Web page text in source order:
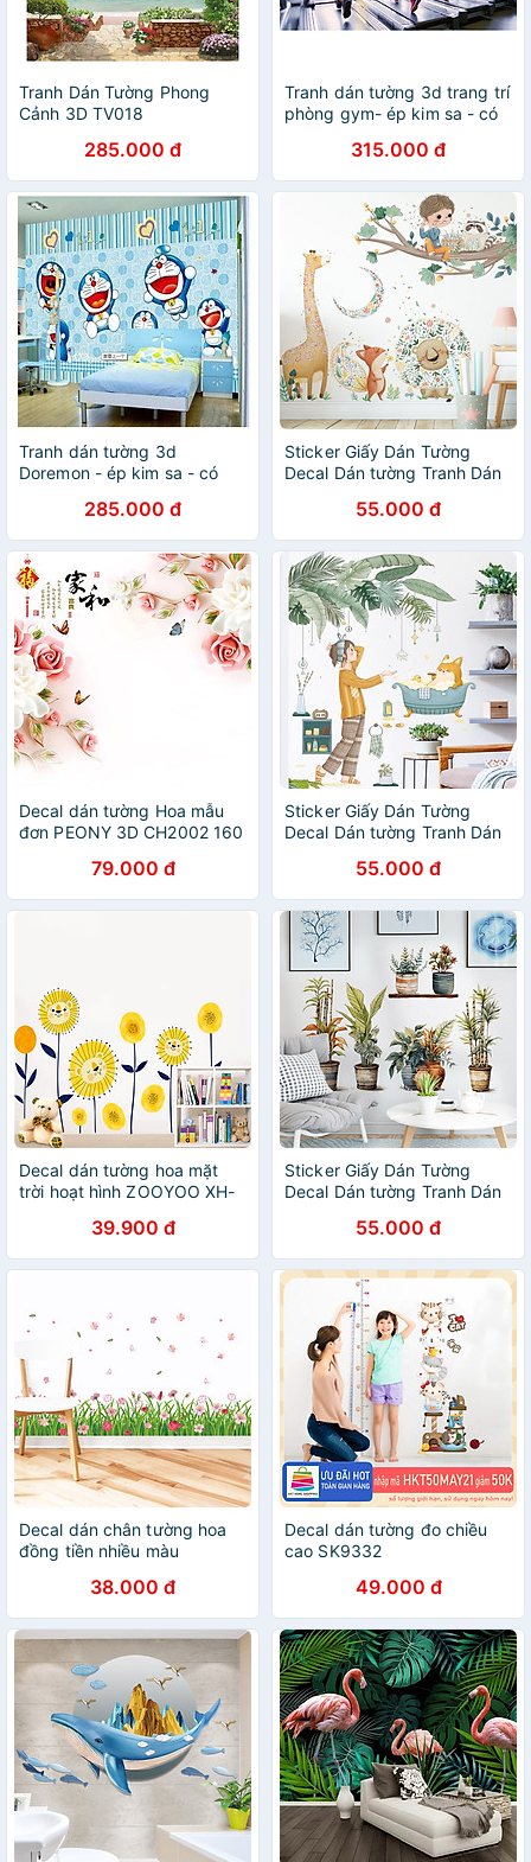
Tranh Dán Tường Phong
Cảnh 3D TV018
285.000 đ
Tranh dán tường 3d trang trí
phòng gym- ép kim sa - có
315.000 đ
Tranh dán tường 3d
Doremon - ép kim sa - có
285.000 đ
Sticker Giấy Dán Tường
Decal Dán tường Tranh Dán
Vườn Thú Của Bé ZDB-2177
55.000 đ
Decal dán tường Hoa mẫu
đơn PEONY 3D CH2002 160
79.000 đ
Sticker Giấy Dán Tường
Decal Dán tường Tranh Dán
Cô Gái Và Chú Mèo ZH-1017
55.000 đ
Decal dán tường hoa mặt
trời hoạt hình ZOOYOO XH-
39.900 đ
Sticker Giấy Dán Tường
Decal Dán tường Tranh Dán
Chậu Cây Cảnh ZDB-2866
55.000 đ
Decal dán chân tường hoa
đồng tiền nhiều màu
38.000 đ
Decal dán tường đo chiều
cao SK9332
49.000 đ